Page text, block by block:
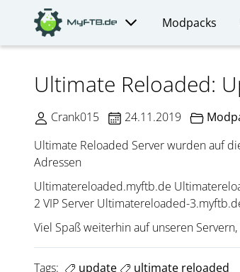
Modpacks
Ultimate Reloaded:
Crank015 24.11.2019
Ultimate Reloaded Server wurden auf
Adressen
Ultimatereloaded.myftb.de
2 VIP Server Ultimatereloaded-
Viel Spaß weiterhin auf unseren Servern,
Tags: update ultimate reloaded